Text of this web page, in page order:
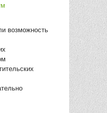
возможность